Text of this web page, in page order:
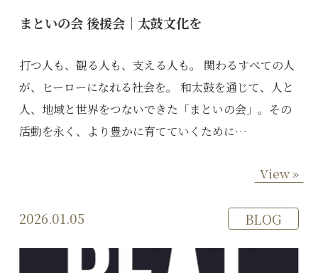
まといの会 後援会｜太鼓文化を
打つ人も、観る人も、支える人も。 関わるすべての人
が、ヒーローになれる社会を。 和太鼓を通じて、人と
人、地域と世界をつないできた「まといの会」。その
活動を永く、より豊かに育てていくために…
View »
2026.01.05 BLOG